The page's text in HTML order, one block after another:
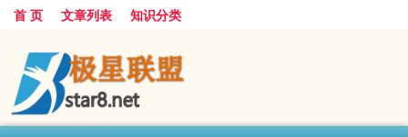
首 页 文章列表 知识分类